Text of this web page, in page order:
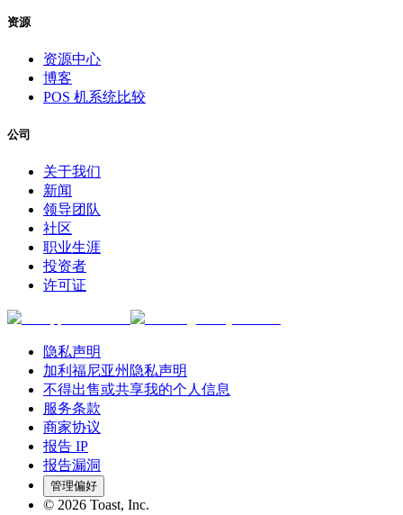
资源
资源中心
博客
POS 机系统比较
公司
关于我们
新闻
领导团队
社区
职业生涯
投资者
许可证
隐私声明
加利福尼亚州隐私声明
不得出售或共享我的个人信息
服务条款
商家协议
报告 IP
报告漏洞
管理偏好
© 2026 Toast, Inc.